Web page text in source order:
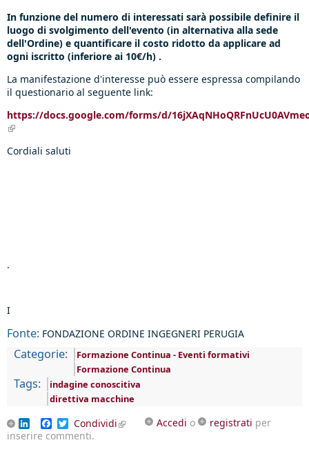
In funzione del numero di interessati sarà possibile definire il
luogo di svolgimento dell'evento (in alternativa alla sede
dell'Ordine) e quantificare il costo ridotto da applicare ad
ogni iscritto (inferiore ai 10€/h) .
La manifestazione d'interesse può essere espressa compilando
il questionario al seguente link:
https://docs.google.com/forms/d/
(link is external)
Cordiali saluti
.
I
Fonte: FONDAZIONE ORDINE INGEGNERI PERUGIA
Categorie:
Formazione Continua - Eventi formativi
Formazione Continua
Tags:
indagine conoscitiva
direttiva macchine
LinkedInFacebook
Twitter
Condividi(link is external)
Accedi o registrati per
inserire commenti.